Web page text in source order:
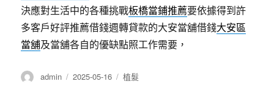
決應對生活中的各種挑戰板橋當鋪推薦要依據得到許
多客戶好評推薦借錢週轉貸款的大安當舖借錢大安區
當舖及當舖各自的優缺點照工作需要，
作
admin
發
2025-05-16
分
植髮